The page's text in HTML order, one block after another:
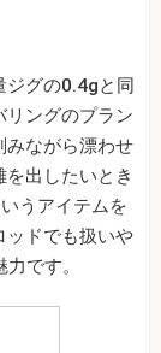
ジグの0.4gと同
リングのプラン
みながら漂わせ
出したいとき
うアイテムを
ッドでも扱いや
です。